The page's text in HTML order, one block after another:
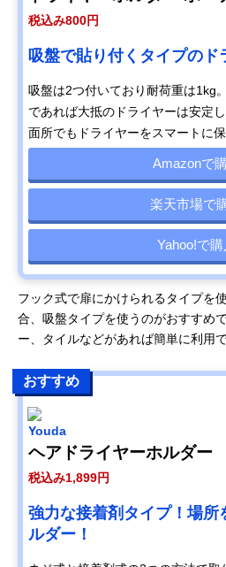
税込み800円
吸盤で貼り付くタイプのド
吸盤は2つ付いており耐荷重は1kg
であれば大抵のドライヤーは安定
面所でもドライヤーをスマートに保
Amazonで
楽天市場で
Yahoo!で購
フック式で扉にかけられるタイプを
合、吸盤タイプを使うのがおすすめ
ー、タイルなどがあれば簡単に利用で
おすすめ
Youda
ヘアドライヤーホルダー
税込み1,899円
強力な接着剤タイプ！場所
ルダー！